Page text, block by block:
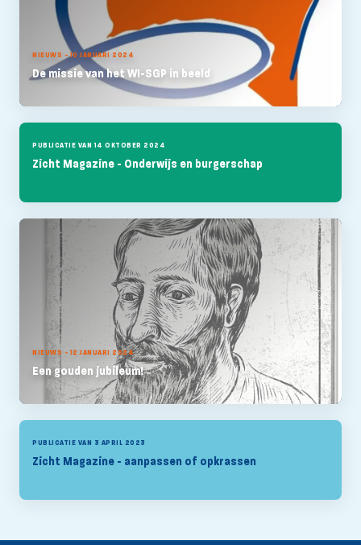
NIEUWS - 10 JANUARI 2024
De missie van het WI-SGP in beeld
PUBLICATIE VAN 14 OKTOBER 2024
Zicht Magazine - Onderwijs en burgerschap
NIEUWS - 12 JANUARI 2024
Een gouden jubileum!
PUBLICATIE VAN 3 APRIL 2023
Zicht Magazine - aanpassen of opkrassen